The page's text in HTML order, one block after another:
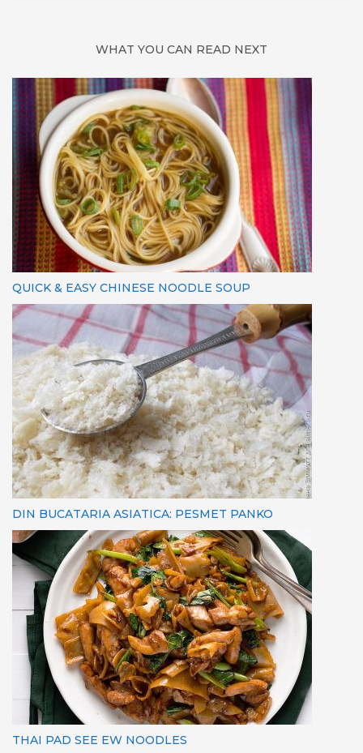
WHAT YOU CAN READ NEXT
QUICK & EASY CHINESE NOODLE SOUP
DIN BUCATARIA ASIATICA: PESMET PANKO
THAI PAD SEE EW NOODLES